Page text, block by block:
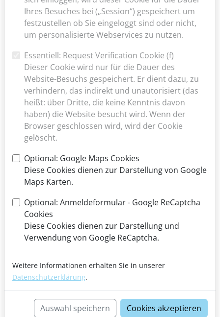
Unsere
Praxis
legt
großen
Wert
ausgebildete,
motivierte
Mitarbeiter
und
moderne
Durch
unser
Qualitätsmanagementsystem
klare
Praxisspielregeln
garantieren
Leistungen
für
Patienten.
Selbstzahler-
Ihres Besuches bei („Session“) gespeichert um
festzustellen ob Sie eingeloggt sind oder nicht,
um personalisierte Webservices zu nutzen.
Essentiell: Request Verification Cookie (f)
Dieser Cookie wird nur für die Dauer des
Website-Besuchs gespeichert. Er dient dazu, zu
verhindern, das indirekt und unautorisiert (das
heißt: über Dritte, die keine Kenntnis davon
haben) die Website besucht wird. Wenn der
Browser geschlossen wird, wird der Cookie
gelöscht.
Optional: Google Maps Cookies
Diese Cookies dienen zur Darstellung von Google
Maps Karten.
Optional: Anmeldeformular - Google ReCaptcha
Cookies
Diese Cookies dienen zur Darstellung und
Verwendung von Google ReCaptcha.
Weitere Informationen erhalten Sie in unserer
Datenschutzerklärung.
Auswahl speichern Cookies akzeptieren